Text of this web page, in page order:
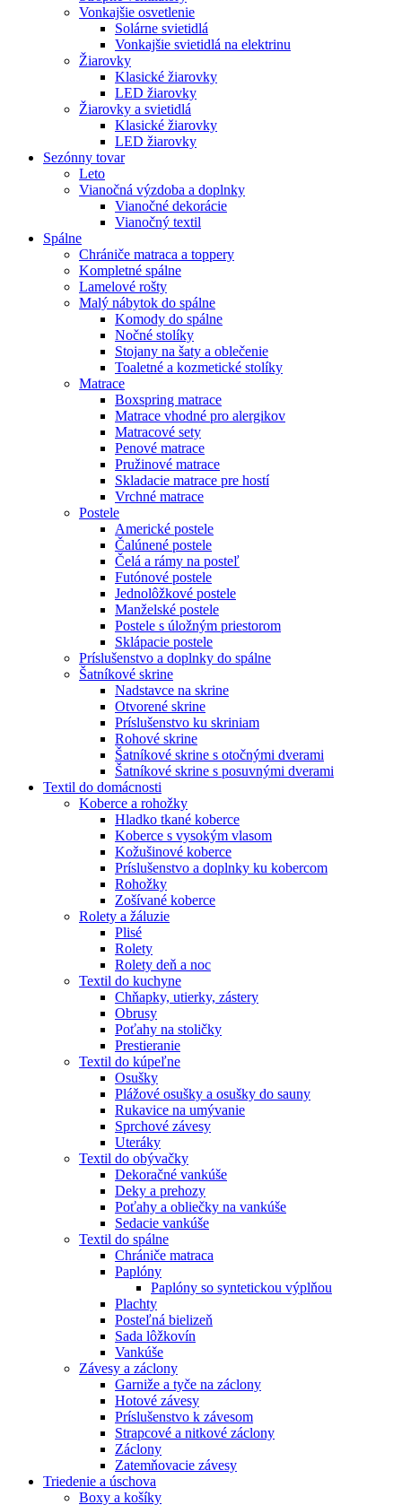
Vonkajšie osvetlenie
Solárne svietidlá
Vonkajšie svietidlá na elektrinu
Žiarovky
Klasické žiarovky
LED žiarovky
Žiarovky a svietidlá
Klasické žiarovky
LED žiarovky
Sezónny tovar
Leto
Vianočná výzdoba a doplnky
Vianočné dekorácie
Vianočný textil
Spálne
Chrániče matraca a toppery
Kompletné spálne
Lamelové rošty
Malý nábytok do spálne
Komody do spálne
Nočné stolíky
Stojany na šaty a oblečenie
Toaletné a kozmetické stolíky
Matrace
Boxspring matrace
Matrace vhodné pro alergikov
Matracové sety
Penové matrace
Pružinové matrace
Skladacie matrace pre hostí
Vrchné matrace
Postele
Americké postele
Čalúnené postele
Čelá a rámy na posteľ
Futónové postele
Jednolôžkové postele
Manželské postele
Postele s úložným priestorom
Sklápacie postele
Príslušenstvo a doplnky do spálne
Šatníkové skrine
Nadstavce na skrine
Otvorené skrine
Príslušenstvo ku skriniam
Rohové skrine
Šatníkové skrine s otočnými dverami
Šatníkové skrine s posuvnými dverami
Textil do domácnosti
Koberce a rohožky
Hladko tkané koberce
Koberce s vysokým vlasom
Kožušinové koberce
Príslušenstvo a doplnky ku kobercom
Rohožky
Zošívané koberce
Rolety a žáluzie
Plisé
Rolety
Rolety deň a noc
Textil do kuchyne
Chňapky, utierky, zástery
Obrusy
Poťahy na stoličky
Prestieranie
Textil do kúpeľne
Osušky
Plážové osušky a osušky do sauny
Rukavice na umývanie
Sprchové závesy
Uteráky
Textil do obývačky
Dekoračné vankúše
Deky a prehozy
Poťahy a obliečky na vankúše
Sedacie vankúše
Textil do spálne
Chrániče matraca
Paplóny
Paplóny so syntetickou výplňou
Plachty
Posteľná bielizeň
Sada lôžkovín
Vankúše
Závesy a záclony
Garniže a tyče na záclony
Hotové závesy
Príslušenstvo k závesom
Strapcové a nitkové záclony
Záclony
Zatemňovacie závesy
Triedenie a úschova
Boxy a košíky